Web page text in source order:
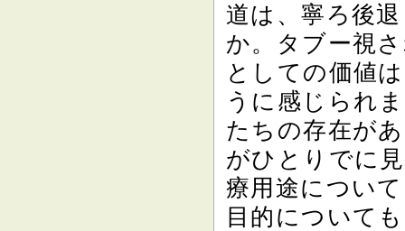
道は、寧ろ後
か。タブー視
としての価値
うに感じられ
たちの存在が
がひとりでに
療用途につい
目的について